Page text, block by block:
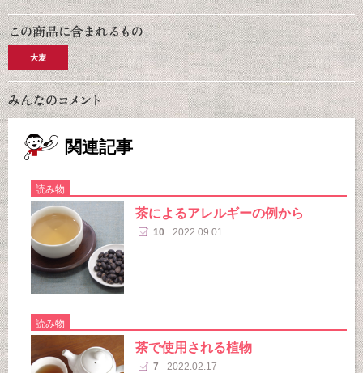
大麦
関連記事
読み物
茶によるアレルギーの例から
10 2022.09.01
読み物
茶で使用される植物
7 2022.02.17